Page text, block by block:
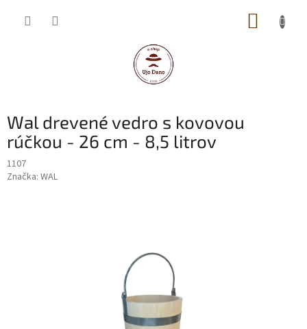
Wal drevené vedro s kovovou
rúčkou - 26 cm - 8,5 litrov
1107
Značka: WAL